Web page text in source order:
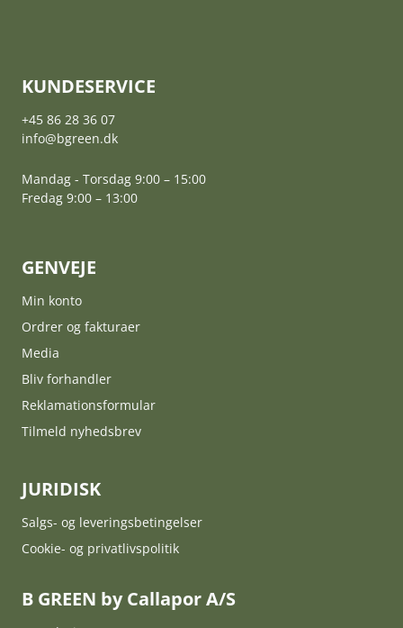
KUNDESERVICE
+45 86 28 36 07
info@bgreen.dk
Mandag - Torsdag 9:00 – 15:00
Fredag 9:00 – 13:00
GENVEJE
Min konto
Ordrer og fakturaer
Media
Bliv forhandler
Reklamationsformular
Tilmeld nyhedsbrev
JURIDISK
Salgs- og leveringsbetingelser
Cookie- og privatlivspolitik
B GREEN by Callapor A/S